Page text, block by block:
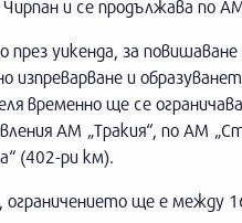
и се продължава по
през уикенда, за
изпреварване и
временно ще се
АМ „Тракия“, по АМ
(402-ри км).
ще е между